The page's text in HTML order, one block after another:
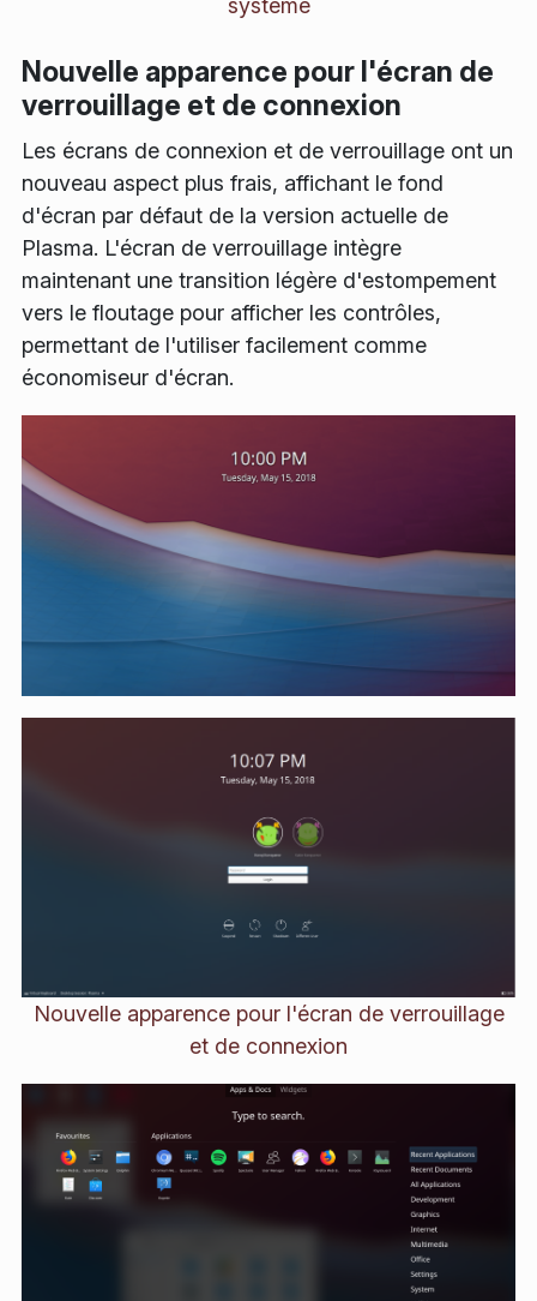
système
Nouvelle apparence pour l'écran de
verrouillage et de connexion
Les écrans de connexion et de verrouillage ont un
nouveau aspect plus frais, affichant le fond
d'écran par défaut de la version actuelle de
Plasma. L'écran de verrouillage intègre
maintenant une transition légère d'estompement
vers le floutage pour afficher les contrôles,
permettant de l'utiliser facilement comme
économiseur d'écran.
Nouvelle apparence pour l'écran de verrouillage
et de connexion